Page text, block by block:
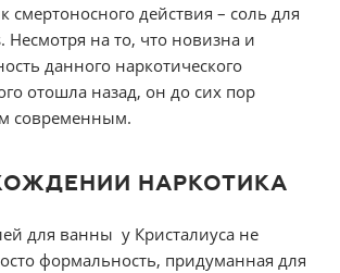
смертоносного действия – соль для
Несмотря на то, что новизна и
данного наркотического
отошла назад, он до сих пор
современным.
НАРКОТИКА
для ванны у Кристалиуса не
формальность, придуманная для